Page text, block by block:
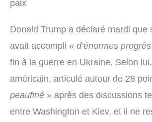
paix
Donald Trump a déclaré mardi que
avait accompli « d’énormes progrès
fin à la guerre en Ukraine. Selon
américain, articulé autour de 28
peaufiné » après des discussions
entre Washington et Kiev, et il ne